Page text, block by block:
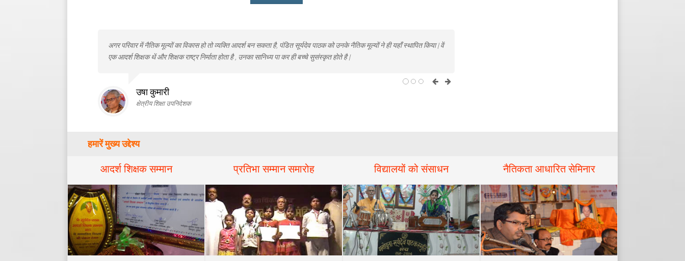
अगर परिवार में नैतिक मूल्यों का विकास हो तो व्यक्ति आदर्श बन सकता है, पंडित सूर्यदेव पाठक को उनके नैतिक मूल्यों ने ही यहाँ स्थापित किया | वें
एक आदर्श शिक्षक थें और शिक्षक राष्ट्र निर्माता होता है , उनका सानिध्य पा कर ही बच्चे सुसंस्कृत होते है |
उषा कुमारी
क्षेत्रीय शिक्षा उपनिदेशक
हमारें मुख्य उद्देश्य
आदर्श शिक्षक सम्मान प्रतिभा सम्मान समारोह विद्यालयों को संसाधन नैतिकता आधारित सेमिनार